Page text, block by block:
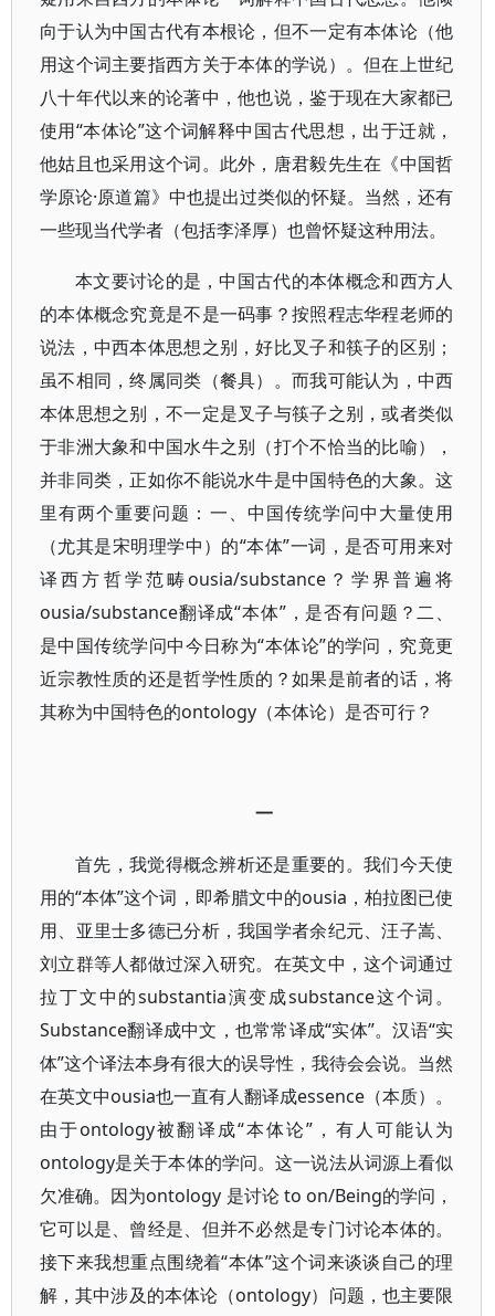
向于认为中国古代有本根论，但不一定有本体论（他
用这个词主要指西方关于本体的学说）。但在上世纪
八十年代以来的论著中，他也说，鉴于现在大家都已
使用“本体论”这个词解释中国古代思想，出于迁就，
他姑且也采用这个词。此外，唐君毅先生在《中国哲
学原论·原道篇》中也提出过类似的怀疑。当然，还有
一些现当代学者（包括李泽厚）也曾怀疑这种用法。
本文要讨论的是，中国古代的本体概念和西方人
的本体概念究竟是不是一码事？按照程志华程老师的
说法，中西本体思想之别，好比叉子和筷子的区别；
虽不相同，终属同类（餐具）。而我可能认为，中西
本体思想之别，不一定是叉子与筷子之别，或者类似
于非洲大象和中国水牛之别（打个不恰当的比喻），
并非同类，正如你不能说水牛是中国特色的大象。这
里有两个重要问题：一、中国传统学问中大量使用
（尤其是宋明理学中）的“本体”一词，是否可用来对
译西方哲学范畴ousia/substance？学界普遍将
ousia/substance翻译成“本体”，是否有问题？二、
是中国传统学问中今日称为“本体论”的学问，究竟更
近宗教性质的还是哲学性质的？如果是前者的话，将
其称为中国特色的ontology（本体论）是否可行？
一
首先，我觉得概念辨析还是重要的。我们今天使
用的“本体”这个词，即希腊文中的ousia，柏拉图已使
用、亚里士多德已分析，我国学者余纪元、汪子嵩、
刘立群等人都做过深入研究。在英文中，这个词通过
拉丁文中的substantia演变成substance这个词。
Substance翻译成中文，也常常译成“实体”。汉语“实
体”这个译法本身有很大的误导性，我待会会说。当然
在英文中ousia也一直有人翻译成essence（本质）。
由于ontology被翻译成“本体论”，有人可能认为
ontology是关于本体的学问。这一说法从词源上看似
欠准确。因为ontology 是讨论 to on/Being的学问，
它可以是、曾经是、但并不必然是专门讨论本体的。
接下来我想重点围绕着“本体”这个词来谈谈自己的理
解，其中涉及的本体论（ontology）问题，也主要限